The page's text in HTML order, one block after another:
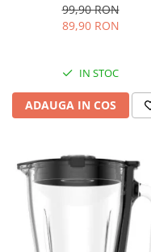
Deschidere 180°,
de gatire 23 x 14 cm,
99,90 RON
89,90 RON
IN STOC
ADAUGA IN COS